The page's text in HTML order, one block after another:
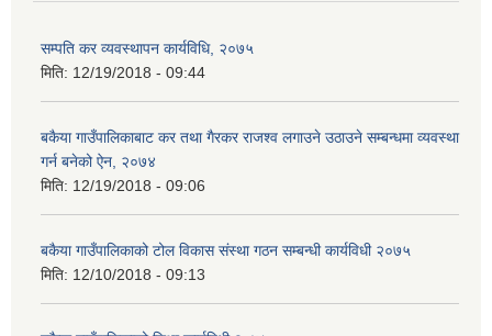
सम्पति कर व्यवस्थापन कार्यविधि, २०७५
मिति: 12/19/2018 - 09:44
बकैया गाउँपालिकाबाट कर तथा गैरकर राजश्‍व लगाउने उठाउने सम्बन्धमा व्यवस्था
गर्न बनेको ऐन, २०७४
मिति: 12/19/2018 - 09:06
बकैया गाउँपालिकाको टोल विकास संस्था गठन सम्बन्धी कार्यविधी २०७५
मिति: 12/10/2018 - 09:13